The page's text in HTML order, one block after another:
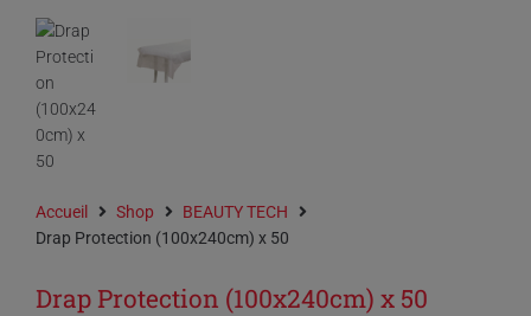
Accueil Shop
BEAUTY TECH
Drap Protection (100x240cm) x 50
Drap Protection (100x240cm) x 50